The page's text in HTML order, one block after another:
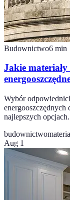
Budownictwo6 min
Jakie
Wybór
energooszczędnych
najlepszych opcjach.
budownictwo
Aug 1